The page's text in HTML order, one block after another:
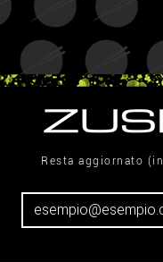
Resta aggiornato